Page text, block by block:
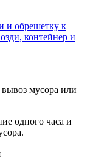
и обрешетку к
контейнер и
вывоз мусора или
одного часа и